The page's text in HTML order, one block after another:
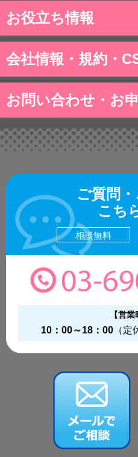
お役立ち情報
会社情報・規約・
お問い合わせ・お
ご質問
こち
相談無料
【営業
10：00～18：00 （